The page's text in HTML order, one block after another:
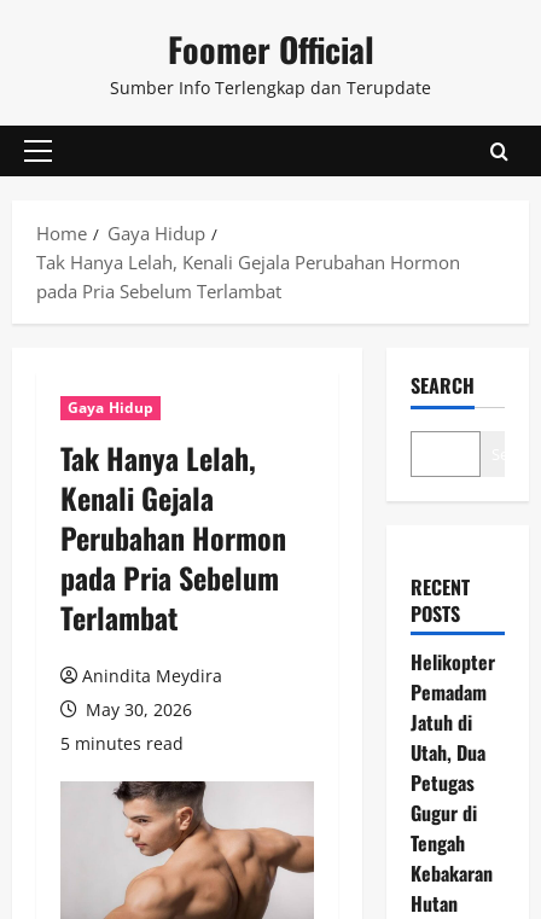
Foomer Official
Sumber Info Terlengkap dan Terupdate
Primary
Home
Gaya Hidup
Tak Hanya Lelah, Kenali Gejala Perubahan Hormon
pada Pria Sebelum Terlambat
Gaya Hidup
Tak Hanya Lelah,
Kenali Gejala
Perubahan Hormon
pada Pria Sebelum
Terlambat
Anindita Meydira
May 30, 2026
5 minutes read
SEARCH
RECENT
POSTS
Helikopter
Pemadam
Jatuh di
Utah, Dua
Petugas
Gugur di
Tengah
Kebakaran
Hutan